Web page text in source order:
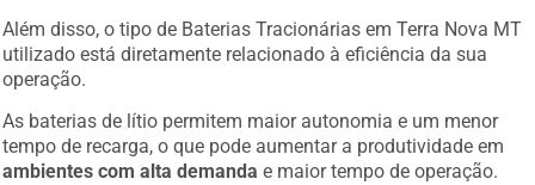
Além disso, o tipo de Baterias Tracionárias em Terra Nova MT
utilizado está diretamente relacionado à eficiência da sua
operação.
As baterias de lítio permitem maior autonomia e um menor
tempo de recarga, o que pode aumentar a produtividade em
ambientes com alta demanda e maior tempo de operação.